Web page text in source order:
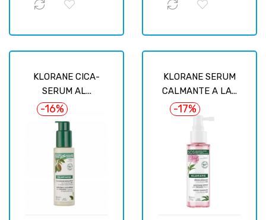
KLORANE CICA-
SERUM AL...
-16%
KLORANE SERUM
CALMANTE A LA...
-17%